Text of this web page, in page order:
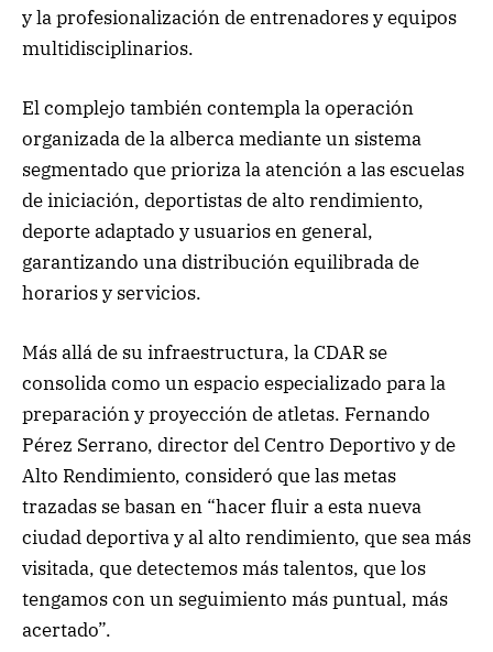
y la profesionalización de entrenadores y equipos
multidisciplinarios.
El complejo también contempla la operación
organizada de la alberca mediante un sistema
segmentado que prioriza la atención a las escuelas
de iniciación, deportistas de alto rendimiento,
deporte adaptado y usuarios en general,
garantizando una distribución equilibrada de
horarios y servicios.
Más allá de su infraestructura, la CDAR se
consolida como un espacio especializado para la
preparación y proyección de atletas. Fernando
Pérez Serrano, director del Centro Deportivo y de
Alto Rendimiento, consideró que las metas
trazadas se basan en “hacer fluir a esta nueva
ciudad deportiva y al alto rendimiento, que sea más
visitada, que detectemos más talentos, que los
tengamos con un seguimiento más puntual, más
acertado”.